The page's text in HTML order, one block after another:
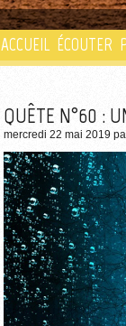
ACCUEIL ÉCOUTER
QUÊTE N°60 :
mercredi 22 mai 2019